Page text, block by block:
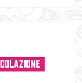
COLAZIONE